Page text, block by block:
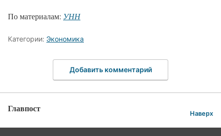
По материалам: УНН
Категории: Экономика
Добавить комментарий
Главпост Наверх